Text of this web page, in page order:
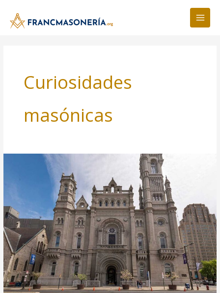
contenido
Curiosidades
masónicas